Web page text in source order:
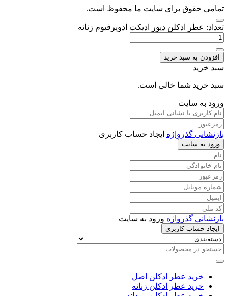
تمامی حقوق برای سایت ما محفوظ است.
تعداد: عطر ادکلن دیور ادیکت ادوپرفیوم زنانه
افزودن به سبد خرید
سبد خرید
سبد خرید شما خالی است.
ورود به سایت
بازنشانی گذرواژه ایجاد حساب کاربری
ورود به سایت
بازنشانی گذرواژه ورود به سایت
ایجاد حساب کاربری
خرید عطر ادکلن اصل
خرید عطر ادکلن زنانه